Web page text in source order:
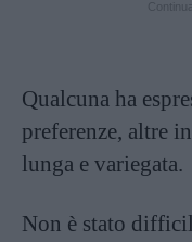
Qualcuna ha
preferenze, altre
lunga e variegata.
Non è stato